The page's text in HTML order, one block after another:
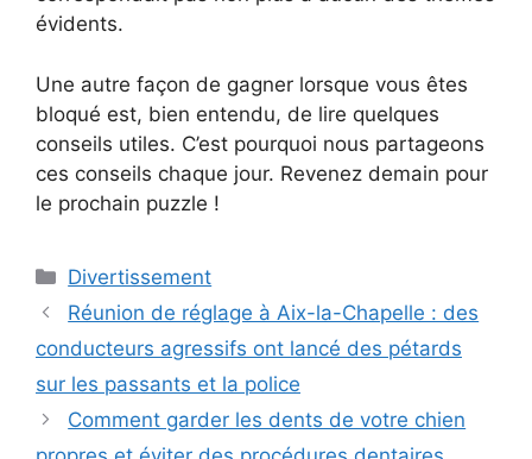
évidents.
Une autre façon de gagner lorsque vous êtes
bloqué est, bien entendu, de lire quelques
conseils utiles. C’est pourquoi nous partageons
ces conseils chaque jour. Revenez demain pour
le prochain puzzle !
Catégories
Divertissement
Réunion de réglage à Aix-la-Chapelle : des
conducteurs agressifs ont lancé des pétards
sur les passants et la police
Comment garder les dents de votre chien